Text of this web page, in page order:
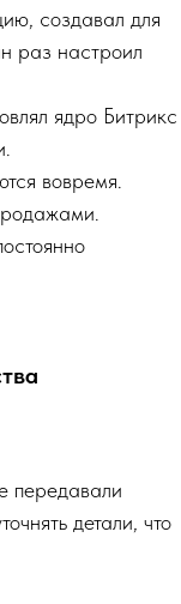
создавал для
раз настроил
ядро Битрикс
вовремя.
передавали
детали, что